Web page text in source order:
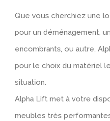
Que vous cherchiez une
pour un déménagement,
encombrants, ou autre,
pour le choix du matériel
situation.
Alpha Lift met à votre
meubles très